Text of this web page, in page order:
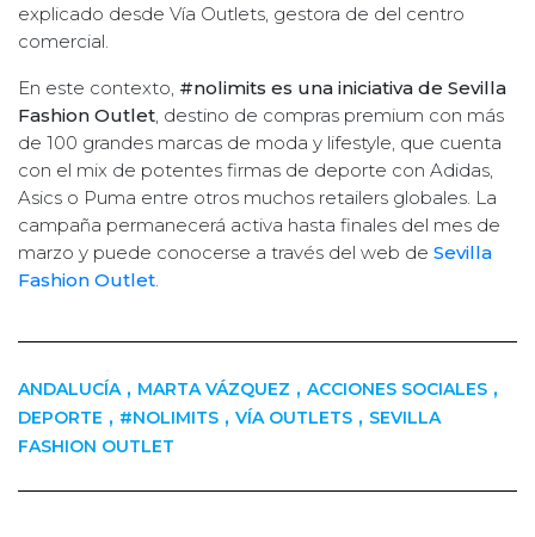
explicado desde Vía Outlets, gestora de del centro
comercial.
En este contexto, #nolimits es una iniciativa de Sevilla
Fashion Outlet, destino de compras premium con más
de 100 grandes marcas de moda y lifestyle, que cuenta
con el mix de potentes firmas de deporte con Adidas,
Asics o Puma entre otros muchos retailers globales. La
campaña permanecerá activa hasta finales del mes de
marzo y puede conocerse a través del web de Sevilla
Fashion Outlet.
ANDALUCÍA , MARTA VÁZQUEZ , ACCIONES SOCIALES ,
DEPORTE , #NOLIMITS , VÍA OUTLETS , SEVILLA
FASHION OUTLET